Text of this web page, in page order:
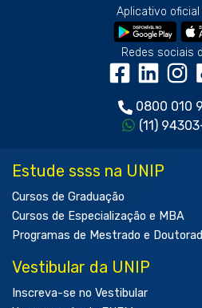
Aplicativo oficial
Redes sociais
0800 010
(11)
Estude ssss na UNIP
Cursos de Graduação
Cursos de Especialização e MBA
Programas de Mestrado e
Vestibular da UNIP
Inscreva-se no Vestibular